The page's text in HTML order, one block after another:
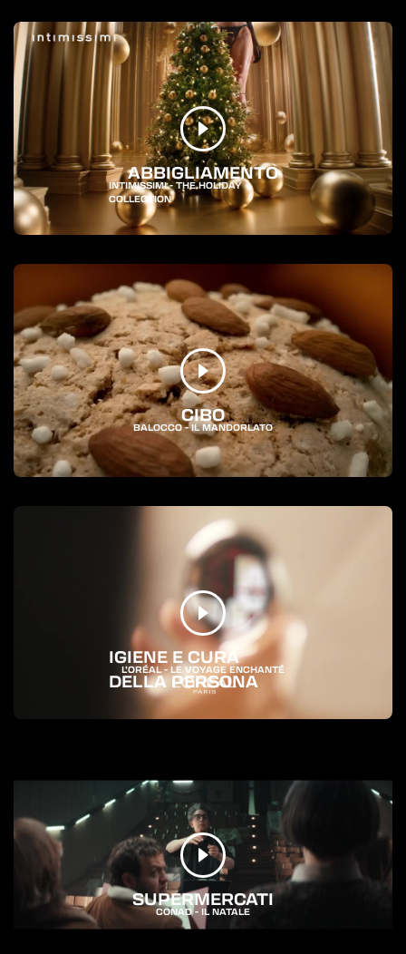
ABBIGLIAMENTO
INTIMISSIMI - THE HOLIDAY
COLLECTION
CIBO
BALOCCO - IL MANDORLATO
IGIENE E CURA
DELLA PERSONA
L’ORÉAL - LE VOYAGE ENCHANTÉ
SUPERMERCATI
CONAD - IL NATALE